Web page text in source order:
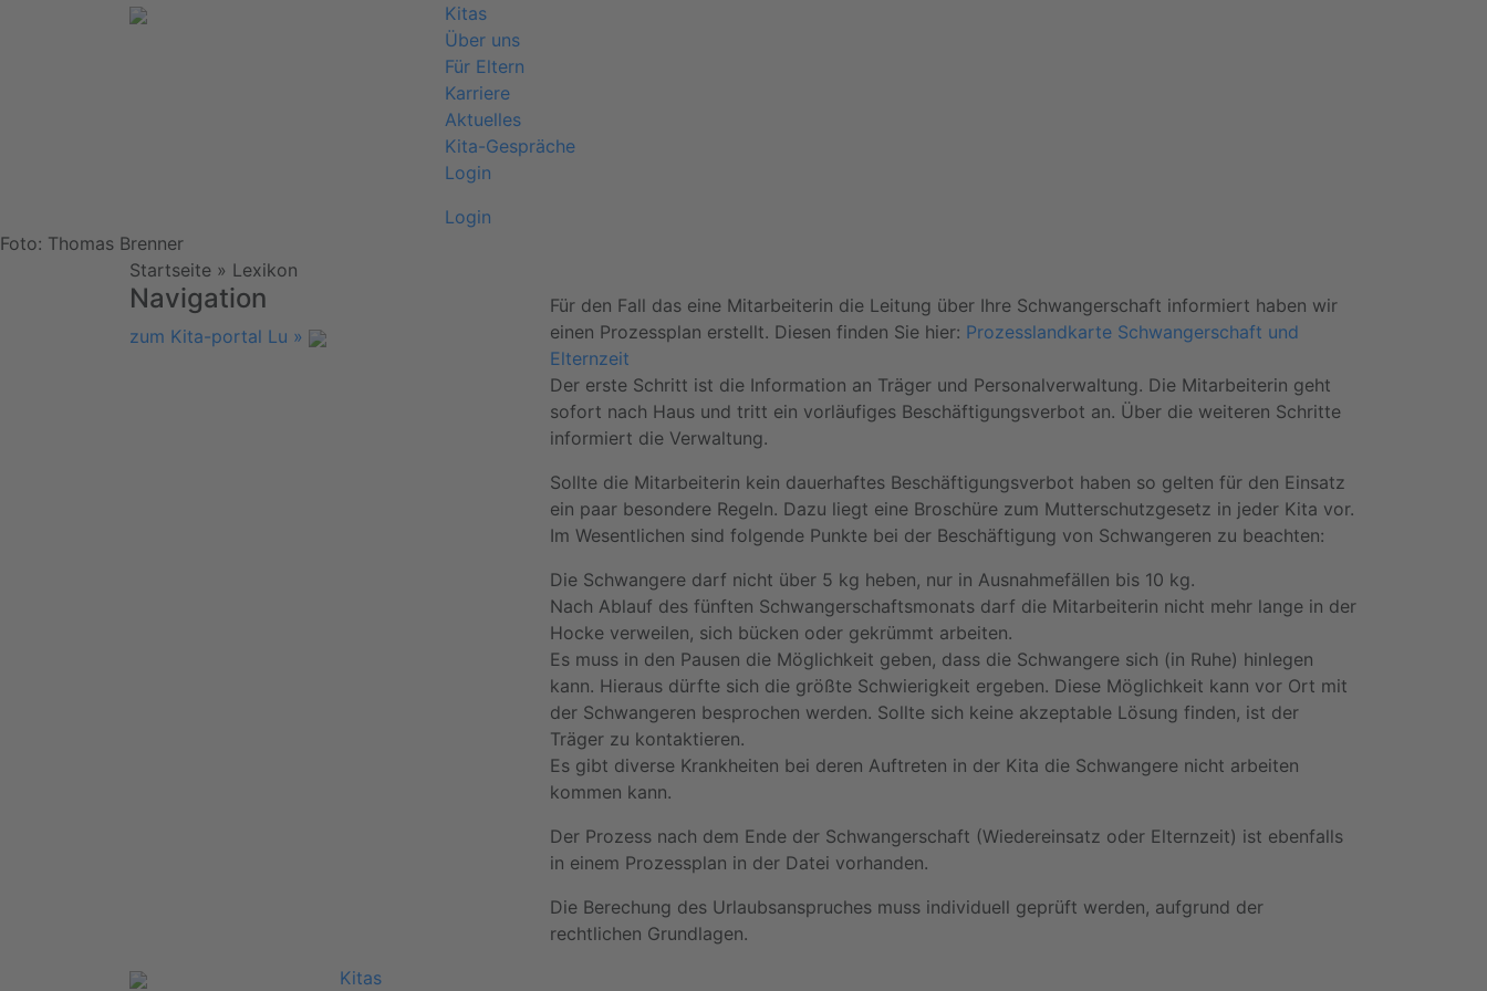
Kitas
Über uns
Für Eltern
Karriere
Aktuelles
Kita-Gespräche
Login
Login
Foto: Thomas Brenner
Startseite » Lexikon
Navigation
zum Kita-portal Lu »
Für den Fall das eine Mitarbeiterin die Leitung über Ihre Schwangerschaft informiert haben wir
einen Prozessplan erstellt. Diesen finden Sie hier: Prozesslandkarte Schwangerschaft und
Elternzeit
Der erste Schritt ist die Information an Träger und Personalverwaltung. Die Mitarbeiterin geht
sofort nach Haus und tritt ein vorläufiges Beschäftigungsverbot an. Über die weiteren Schritte
informiert die Verwaltung.
Sollte die Mitarbeiterin kein dauerhaftes Beschäftigungsverbot haben so gelten für den Einsatz
ein paar besondere Regeln. Dazu liegt eine Broschüre zum Mutterschutzgesetz in jeder Kita vor.
Im Wesentlichen sind folgende Punkte bei der Beschäftigung von Schwangeren zu beachten:
Die Schwangere darf nicht über 5 kg heben, nur in Ausnahmefällen bis 10 kg.
Nach Ablauf des fünften Schwangerschaftsmonats darf die Mitarbeiterin nicht mehr lange in der
Hocke verweilen, sich bücken oder gekrümmt arbeiten.
Es muss in den Pausen die Möglichkeit geben, dass die Schwangere sich (in Ruhe) hinlegen
kann. Hieraus dürfte sich die größte Schwierigkeit ergeben. Diese Möglichkeit kann vor Ort mit
der Schwangeren besprochen werden. Sollte sich keine akzeptable Lösung finden, ist der
Träger zu kontaktieren.
Es gibt diverse Krankheiten bei deren Auftreten in der Kita die Schwangere nicht arbeiten
kommen kann.
Der Prozess nach dem Ende der Schwangerschaft (Wiedereinsatz oder Elternzeit) ist ebenfalls
in einem Prozessplan in der Datei vorhanden.
Die Berechung des Urlaubsanspruches muss individuell geprüft werden, aufgrund der
rechtlichen Grundlagen.
Kitas